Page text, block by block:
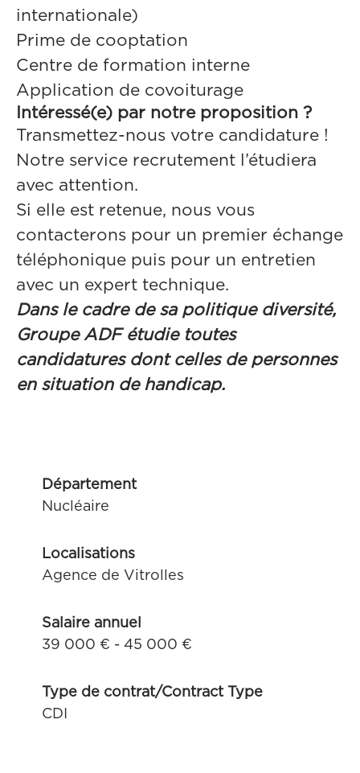
internationale)
Prime de cooptation
Centre de formation interne
Application de covoiturage
Intéressé(e) par notre proposition ?
Transmettez-nous votre candidature !
Notre service recrutement l’étudiera
avec attention.
Si elle est retenue, nous vous
contacterons pour un premier échange
téléphonique puis pour un entretien
avec un expert technique.
Dans le cadre de sa politique diversité,
Groupe ADF étudie toutes
candidatures dont celles de personnes
en situation de handicap.
Département
Nucléaire
Localisations
Agence de Vitrolles
Salaire annuel
39 000 € - 45 000 €
Type de contrat/Contract Type
CDI